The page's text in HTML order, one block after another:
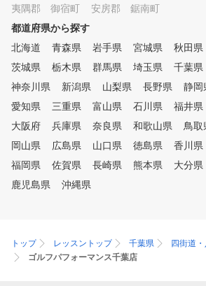
夷隅郡 御宿町
安房郡 鋸南町
都道府県から探す
北海道
青森県 岩手県 宮城県 秋田県
茨城県
栃木県 群馬県 埼玉県 千葉県
神奈川県
新潟県 山梨県 長野県 静岡
愛知県
三重県 富山県 石川県 福井県
大阪府
兵庫県 奈良県 和歌山県 鳥取
岡山県
広島県 山口県 徳島県 香川県
福岡県
佐賀県 長崎県 熊本県 大分県
鹿児島県
沖縄県
トップ レッスントップ 千葉県
四街道
ゴルフパフォーマンス千葉店